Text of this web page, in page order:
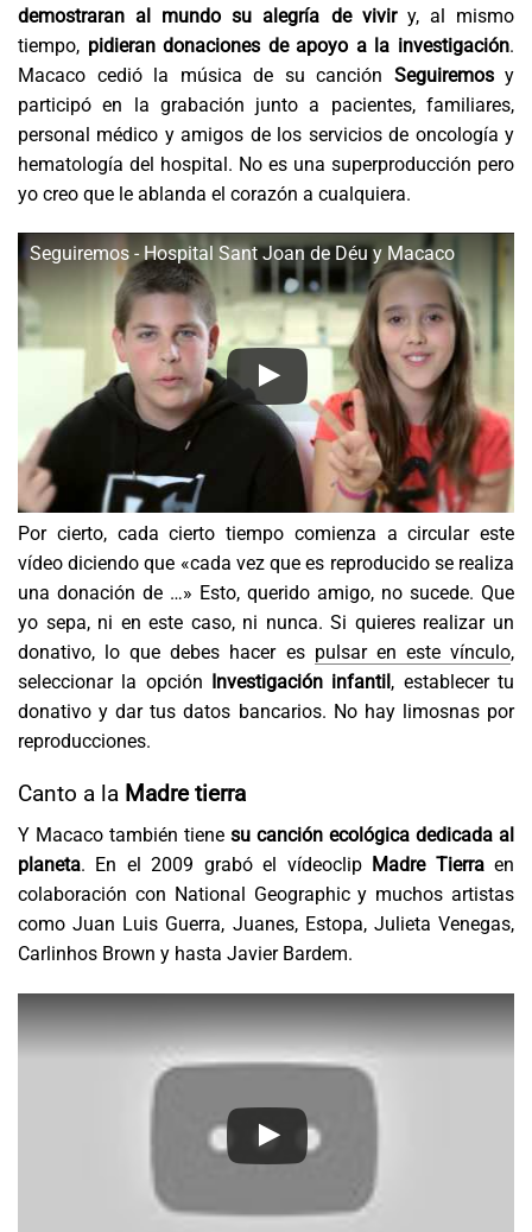
demostraran al mundo su alegría de viviry, al mismo
tiempo, pidieran donaciones de apoyo a la investigación.
Macaco cedió la música de su canción Seguiremosy
participó en la grabación junto a pacientes, familiares,
personal médico y amigos de los servicios de oncología y
hematología del hospital. No es una superproducción pero
yo creo que le ablanda el corazón a cualquiera.
Seguiremos - Hospital Sant Joan de Déu y Macaco
Por cierto, cada cierto tiempo comienza a circular este
vídeo diciendo que «cada vez que es reproducido se realiza
una donación de …» Esto, querido amigo, no sucede. Que
yo sepa, ni en este caso, ni nunca. Si quieres realizar un
donativo, lo que debes hacer es pulsar en este vínculo,
seleccionar la opción Investigación infantil, establecer tu
donativo y dar tus datos bancarios. No hay limosnas por
reproducciones.
Canto a la Madre tierra
Y Macaco también tiene su canción ecológica dedicada al
planeta. En el 2009 grabó el vídeoclip Madre Tierraen
colaboración con National Geographic y muchos artistas
como Juan Luis Guerra, Juanes, Estopa, Julieta Venegas,
Carlinhos Brown y hasta Javier Bardem.